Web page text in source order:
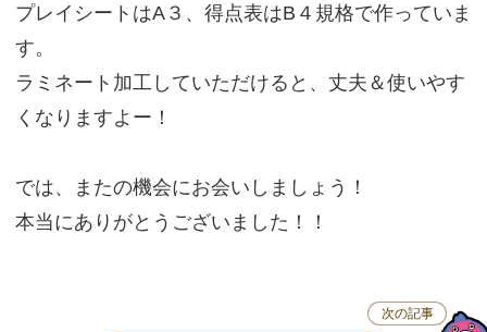
プレイシートはA３、得点表はB４規格で作っていま
す。
ラミネート加工していただけると、丈夫＆使いやす
くなりますよー！
では、またの機会にお会いしましょう！
本当にありがとうございました！！
次の記事